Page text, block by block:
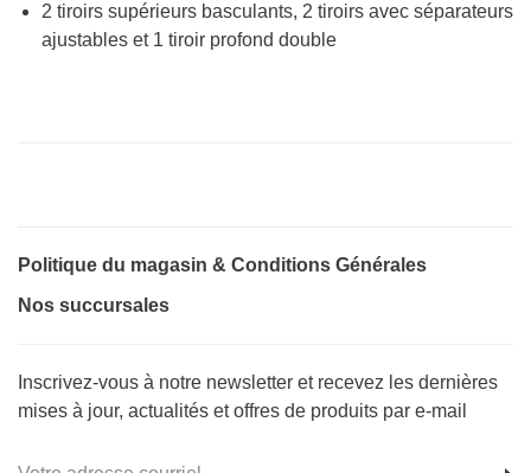
2 tiroirs supérieurs basculants, 2 tiroirs avec séparateurs
ajustables et 1 tiroir profond double
Politique du magasin & Conditions Générales
Nos succursales
Inscrivez-vous à notre newsletter et recevez les dernières
mises à jour, actualités et offres de produits par e-mail